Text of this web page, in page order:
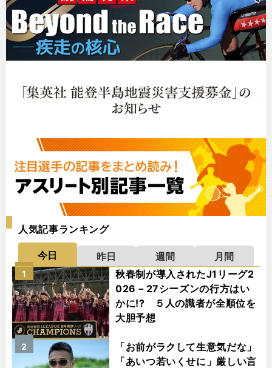
人気記事ランキング
今日 昨日 週間
月間
秋春制が導入されたJ1リーグ2
026－27シーズンの行方はい
かに!? ５人の識者が全順位を
大胆予想
1
「お前がラクして生意気だな」
「あいつ若いくせに」厳しい言
2